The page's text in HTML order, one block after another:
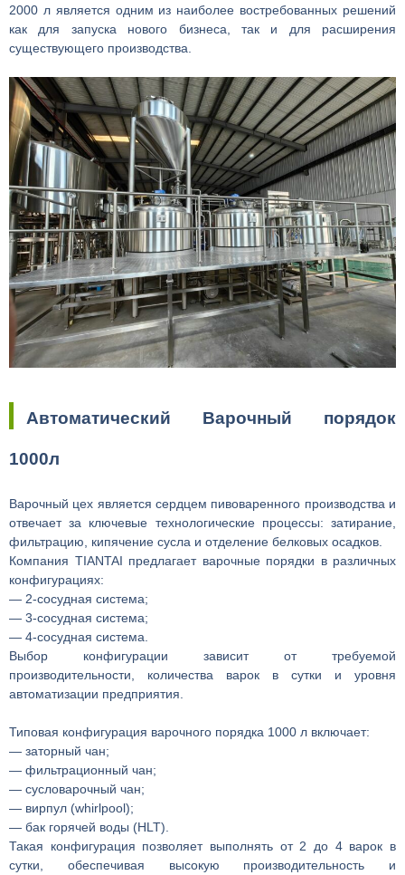
2000 л является одним из наиболее востребованных решений
как для запуска нового бизнеса, так и для расширения
существующего производства.
Автоматический Варочный порядок
1000л
Варочный цех является сердцем пивоваренного производства и
отвечает за ключевые технологические процессы: затирание,
фильтрацию, кипячение сусла и отделение белковых осадков.
Компания TIANTAI предлагает варочные порядки в различных
конфигурациях:
— 2-сосудная система;
— 3-сосудная система;
— 4-сосудная система.
Выбор конфигурации зависит от требуемой
производительности, количества варок в сутки и уровня
автоматизации предприятия.
Типовая конфигурация варочного порядка 1000 л включает:
— заторный чан;
— фильтрационный чан;
— сусловарочный чан;
— вирпул (whirlpool);
— бак горячей воды (HLT).
Такая конфигурация позволяет выполнять от 2 до 4 варок в
сутки, обеспечивая высокую производительность и